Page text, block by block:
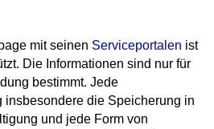
mit seinen Serviceportalen ist
Die Informationen sind nur für
bestimmt. Jede
insbesondere die Speicherung in
und jede Form von